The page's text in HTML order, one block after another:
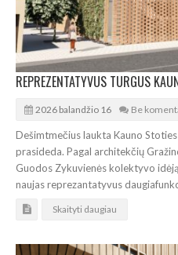
2026 balandžio 16 Be
Dešimtmečius laukta Kauno
prasideda. Pagal architekčių
Guodos Zykuvienės kolektyvo
naujas reprezantatyvus
Skaityti daugiau